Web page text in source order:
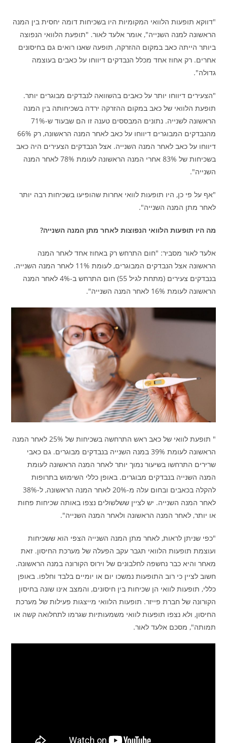
"דווקא תופעות הלוואי המקומיות היו בשכיחות דומה יחסית בין המנה
הראשונה למנה השנייה", אומר אלעד לאור. "תופעת הלוואי הנפוצה
ביותר הייתה כאב במקום ההזרקה, תופעה שאנו רואים גם בחיסונים
אחרים. רק אחוז אחד מכלל הנבדקים דיווחו על כאבים בעוצמה
גדולה".
"הצעירים דיווחו יותר על כאבים בהשוואה לנבדקים מבוגרים יותר.
תופעת הלוואי של כאב במקום ההזרקה ירדה בשכיחותה בין המנה
הראשונה לשנייה. נתונים המבססים טענה זו הם שבעוד ש-71%
מהנבדקים המבוגרים דיווחו על כאב לאחר המנה הראשונה, רק 66%
דיווחו על כאב לאחר המנה השנייה. אצל הנבדקים הצעירים היה כאב
בשכיחות של 83% אחרי המנה הראשונה לעומת 78% לאחר המנה
השנייה".
"אף על פי כן, היו תופעות לוואי אחרות שהופיעו בשכיחות רבה יותר
לאחר מתן המנה השנייה".
מה היו תופעות הלוואי הנפוצות לאחר מתן המנה השנייה?
אלעד לאור מסביר: "חום התרחש רק באחוז אחד לאחר המנה
הראשונה אצל הנבדקים המבוגרים, לעומת 11% לאחר המנה השנייה.
בנבדקים צעירים (מתחת לגיל 55) חום התרחש ב-4% לאחר המנה
הראשונה לעומת 16% לאחר המנה השנייה".
" תופעת לוואי של כאב ראש התרחשה בשכיחות של 25% לאחר המנה
הראשונה לעומת 39% במנה השנייה בנבדקים מבוגרים. גם כאבי
שרירים התרחשו בשיעור נמוך יותר לאחר המנה הראשונה לעומת
המנה השנייה בנבדקים מבוגרים. באופן כללי השימוש בתרופות
להקלה בכאבים ובחום עלה מ-20% לאחר המנה הראשונה, ל-38%
לאחר המנה השנייה. יש לציין ששלשולים נצפו באותה שכיחות פחות
או יותר, לאחר המנה הראשונה ולאחר המנה השנייה".
"כפי שניתן לראות, לאחר מתן המנה השנייה הצפי הוא ששכיחות
ועוצמת תופעות הלוואי תגבר עקב הפעלה של מערכת החיסון. זאת
מאחר והיא כבר נחשפה לחלבונים של וירוס הקורונה במנה הראשונה.
חשוב לציין כי רוב התופעות נמשכו יום או יומיים בלבד וחלפו. באופן
כללי, תופעות לוואי הן שכיחות בין חיסונים, והמצב אינו שונה בחיסון
הקורונה של חברת פייזר. תופעות הלוואי מייצגות פעילות של מערכת
החיסון, ולא נצפו תופעות לוואי משמעותיות שגרמו לתחלואה קשה או
תמותה", מסכם אלעד לאור.